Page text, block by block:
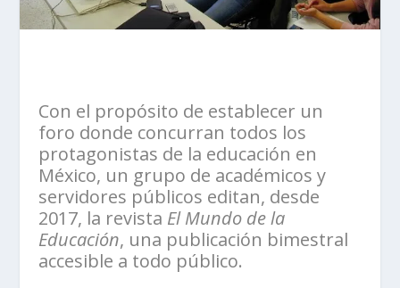
Con el propósito de establecer un
foro donde concurran todos los
protagonistas de la educación en
México, un grupo de académicos y
servidores públicos editan, desde
2017, la revista El Mundo de la
Educación, una publicación bimestral
accesible a todo público.